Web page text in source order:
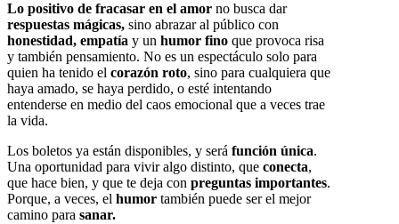
Lo positivo de fracasar en el amor no busca dar
respuestas mágicas, sino abrazar al público con
honestidad, empatía y un humor fino que provoca risa
y también pensamiento. No es un espectáculo solo para
quien ha tenido el corazón roto, sino para cualquiera que
haya amado, se haya perdido, o esté intentando
entenderse en medio del caos emocional que a veces trae
la vida.
Los boletos ya están disponibles, y será función única.
Una oportunidad para vivir algo distinto, que conecta,
que hace bien, y que te deja con preguntas importantes.
Porque, a veces, el humor también puede ser el mejor
camino para sanar.